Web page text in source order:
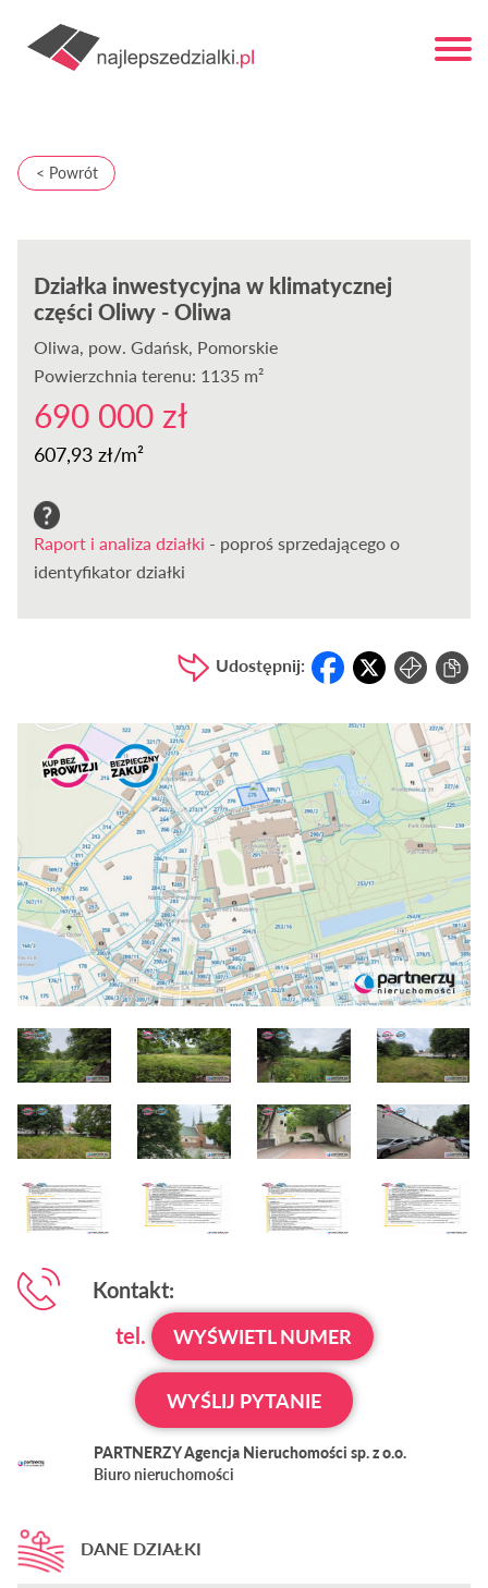
< Powrót
Działka inwestycyjna w klimatycznej
części Oliwy - Oliwa
Oliwa, pow. Gdańsk, Pomorskie
Powierzchnia terenu: 1135 m²
690 000 zł
607,93 zł/m²
Raport i analiza działki - poproś sprzedającego o
identyfikator działki
Udostępnij:
Kontakt:
tel.
WYŚWIETL NUMER
WYŚLIJ PYTANIE
PARTNERZY Agencja Nieruchomości sp. z o.o.
Biuro nieruchomości
DANE DZIAŁKI